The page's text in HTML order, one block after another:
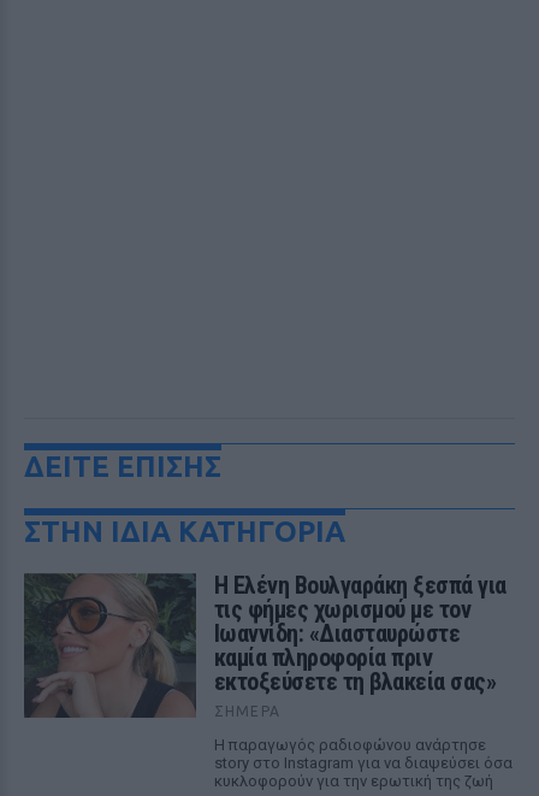
ΔΕΙΤΕ ΕΠΙΣΗΣ
ΣΤΗΝ ΙΔΙΑ ΚΑΤΗΓΟΡΙΑ
Η Ελένη Βουλγαράκη ξεσπά για
τις φήμες χωρισμού με τον
Ιωαννίδη: «Διασταυρώστε
καμία πληροφορία πριν
εκτοξεύσετε τη βλακεία σας»
ΣΉΜΕΡΑ
Η παραγωγός ραδιοφώνου ανάρτησε
story στο Instagram για να διαψεύσει όσα
κυκλοφορούν για την ερωτική της ζωή